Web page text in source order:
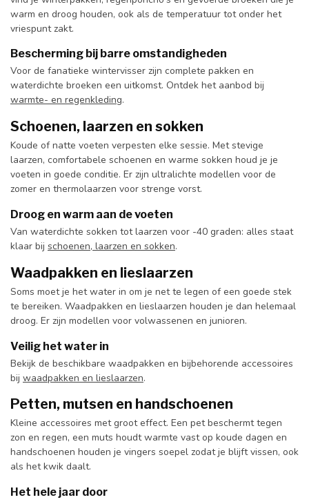
warm en droog houden, ook als de temperatuur tot onder het
vriespunt zakt.
Bescherming bij barre omstandigheden
Voor de fanatieke wintervisser zijn complete pakken en
waterdichte broeken een uitkomst. Ontdek het aanbod bij
warmte- en regenkleding.
Schoenen, laarzen en sokken
Koude of natte voeten verpesten elke sessie. Met stevige
laarzen, comfortabele schoenen en warme sokken houd je je
voeten in goede conditie. Er zijn ultralichte modellen voor de
zomer en thermolaarzen voor strenge vorst.
Droog en warm aan de voeten
Van waterdichte sokken tot laarzen voor -40 graden: alles staat
klaar bij schoenen, laarzen en sokken.
Waadpakken en lieslaarzen
Soms moet je het water in om je net te legen of een goede stek
te bereiken. Waadpakken en lieslaarzen houden je dan helemaal
droog. Er zijn modellen voor volwassenen en junioren.
Veilig het water in
Bekijk de beschikbare waadpakken en bijbehorende accessoires
bij waadpakken en lieslaarzen.
Petten, mutsen en handschoenen
Kleine accessoires met groot effect. Een pet beschermt tegen
zon en regen, een muts houdt warmte vast op koude dagen en
handschoenen houden je vingers soepel zodat je blijft vissen, ook
als het kwik daalt.
Het hele jaar door